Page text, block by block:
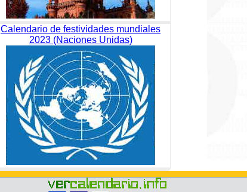
Calendario de festividades mundiales
2023 (Naciones Unidas)